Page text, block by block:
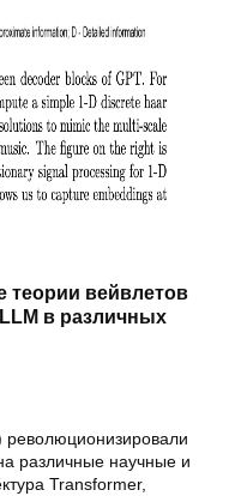
теории вейвлетов
в различных
различные научные и
Transformer,